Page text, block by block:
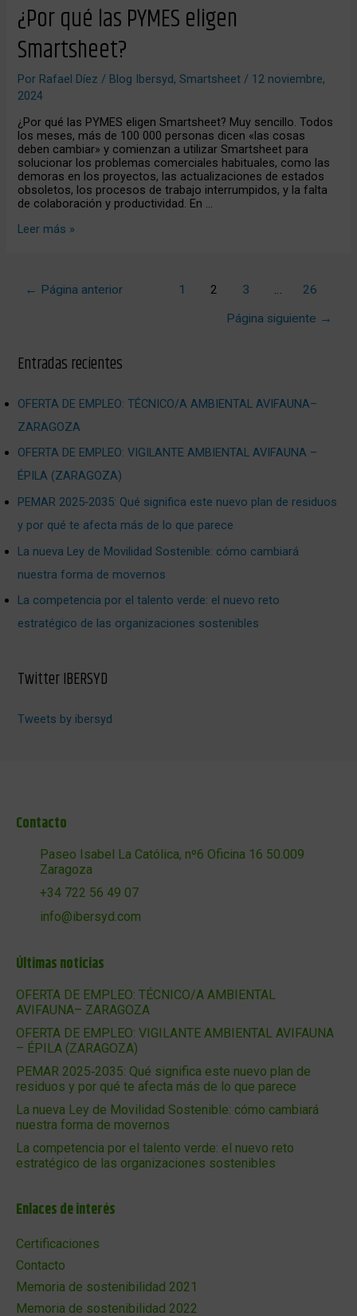
¿Por qué las PYMES eligen
Smartsheet?
Por Rafael Díez/ Blog Ibersyd,Smartsheet / 12 noviembre,
2024
¿Por qué las PYMES eligen Smartsheet? Muy sencillo. Todos
los meses, más de 100 000 personas dicen «las cosas
deben cambiar» y comienzan a utilizar Smartsheet para
solucionar los problemas comerciales habituales, como las
demoras en los proyectos, las actualizaciones de estados
obsoletos, los procesos de trabajo interrumpidos, y la falta
de colaboración y productividad. En …
Leer más »
← Página anterior 1 2 3 … 26
Página siguiente →
Entradas recientes
OFERTA DE EMPLEO: TÉCNICO/A AMBIENTAL AVIFAUNA–
ZARAGOZA
OFERTA DE EMPLEO: VIGILANTE AMBIENTAL AVIFAUNA –
ÉPILA (ZARAGOZA)
PEMAR 2025‑2035: Qué significa este nuevo plan de residuos
y por qué te afecta más de lo que parece
La nueva Ley de Movilidad Sostenible: cómo cambiará
nuestra forma de movernos
La competencia por el talento verde: el nuevo reto
estratégico de las organizaciones sostenibles
Twitter IBERSYD
Tweets by ibersyd
Contacto
Paseo Isabel La Católica, nº6 Oficina 16 50.009
Zaragoza
+34 722 56 49 07
info@ibersyd.com
Últimas noticias
OFERTA DE EMPLEO: TÉCNICO/A AMBIENTAL
AVIFAUNA– ZARAGOZA
OFERTA DE EMPLEO: VIGILANTE AMBIENTAL AVIFAUNA
– ÉPILA (ZARAGOZA)
PEMAR 2025‑2035: Qué significa este nuevo plan de
residuos y por qué te afecta más de lo que parece
La nueva Ley de Movilidad Sostenible: cómo cambiará
nuestra forma de movernos
La competencia por el talento verde: el nuevo reto
estratégico de las organizaciones sostenibles
Enlaces de interés
Certificaciones
Contacto
Memoria de sostenibilidad 2021
Memoria de sostenibilidad 2022